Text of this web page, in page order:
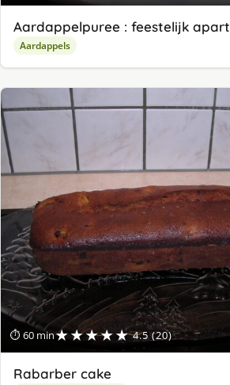
Aardappelpuree : feestelijk apart
Aardappels
⏱ 60 min★★★★★ 4.5 (20)
Rabarber cake